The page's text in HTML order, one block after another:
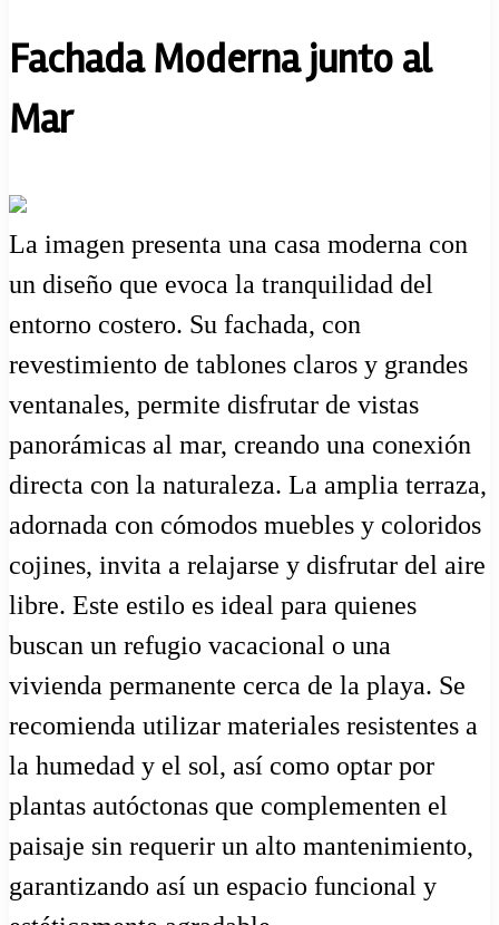
Fachada Moderna junto al
Mar
La imagen presenta una casa moderna con
un diseño que evoca la tranquilidad del
entorno costero. Su fachada, con
revestimiento de tablones claros y grandes
ventanales, permite disfrutar de vistas
panorámicas al mar, creando una conexión
directa con la naturaleza. La amplia terraza,
adornada con cómodos muebles y coloridos
cojines, invita a relajarse y disfrutar del aire
libre. Este estilo es ideal para quienes
buscan un refugio vacacional o una
vivienda permanente cerca de la playa. Se
recomienda utilizar materiales resistentes a
la humedad y el sol, así como optar por
plantas autóctonas que complementen el
paisaje sin requerir un alto mantenimiento,
garantizando así un espacio funcional y